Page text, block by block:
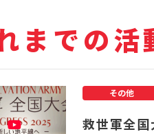
までの活
救世軍全
その他